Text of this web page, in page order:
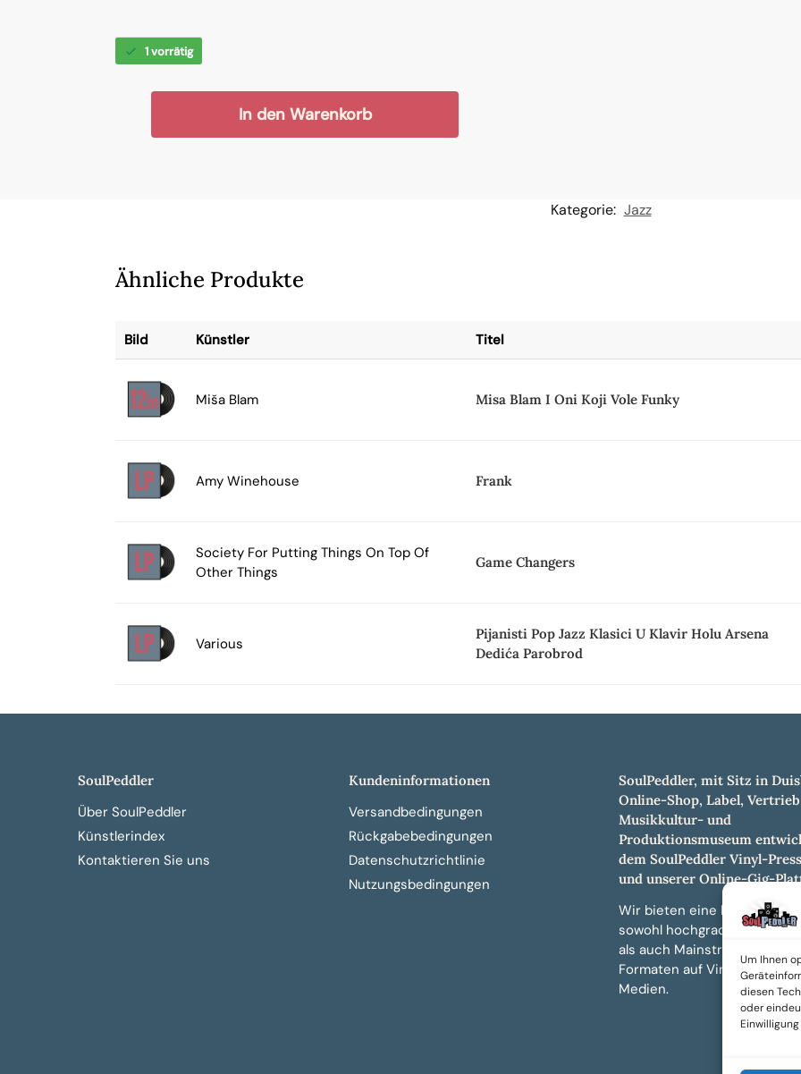
Um Ihnen
diesen
oder
1 vorrätig
In den Warenkorb
Kategorie: Jazz
Ähnliche Produkte
Bild Künstler Titel
Miša Blam Misa Blam I Oni Koji Vole Funky
Amy Winehouse Frank
Society For Putting Things On Top Of
Other Things
Game Changers
Various
Pijanisti Pop Jazz Klasici U Klavir Holu Arsena
Dedića Parobrod
SoulPeddler
Über SoulPeddler
Künstlerindex
Kontaktieren Sie uns
Kundeninformationen
Versandbedingungen
Rückgabebedingungen
Datenschutzrichtlinie
Nutzungsbedingungen
SoulPeddler, mit Sitz in
Online-Shop, Label,
Musikkultur- und
Produktionsmuseum
dem SoulPeddler Vinyl-
und unserer Online-Gig-
Wir bieten eine breite
sowohl hochgradig
als auch Mainstream-Titeln
Formaten auf Vinyl, CD und
Medien.